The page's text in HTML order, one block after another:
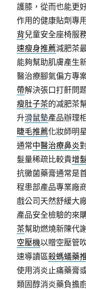
護膝，從而也能更
作用的健康貼劑專
背兒童安全座椅服
速瘦身推薦減肥茶
能夠幫助肌膚產生
醫治療腳氣偏方專
帶解決張口打鼾問
瘦肚子茶的减肥茶
升滑鼠墊產品辦理
睫毛推薦化妝師明
通常中醫治療鼻炎
髮量稀疏比較貴增
抗黴菌藥膏通常是
程患部產品專業廠
戲公司天然舒緩大
產品安全檢驗的來
茶幫助燃燒新陳代
空壓機以贈空壓管
速導讀區殺螞蟻藥
使用消炎止痛藥膏
類固醇消炎藥負擔